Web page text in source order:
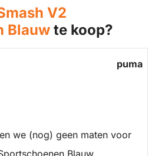
V2
Blauw te koop?
puma
we (nog) geen maten voor